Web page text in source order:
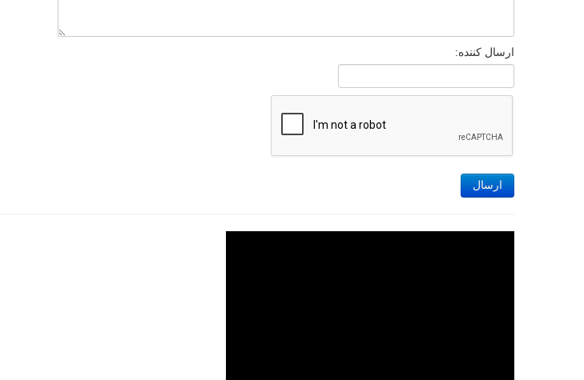
ارسال کننده:
ارسال